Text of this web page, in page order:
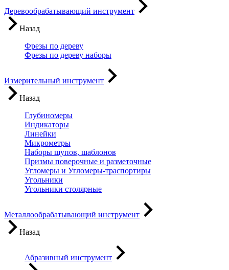
Деревообрабатывающий инструмент
Назад
Фрезы по дереву
Фрезы по дереву наборы
Измерительный инструмент
Назад
Глубиномеры
Индикаторы
Линейки
Микрометры
Наборы щупов, шаблонов
Призмы поверочные и разметочные
Угломеры и Угломеры-траспортиры
Угольники
Угольники столярные
Металлообрабатывающий инструмент
Назад
Абразивный инструмент